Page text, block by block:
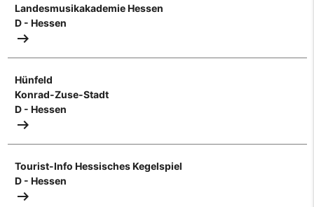
Landesmusikakademie Hessen
D - Hessen
arrow_right_alt
Hünfeld
Konrad-Zuse-Stadt
D - Hessen
arrow_right_alt
Tourist-Info Hessisches Kegelspiel
D - Hessen
arrow_right_alt